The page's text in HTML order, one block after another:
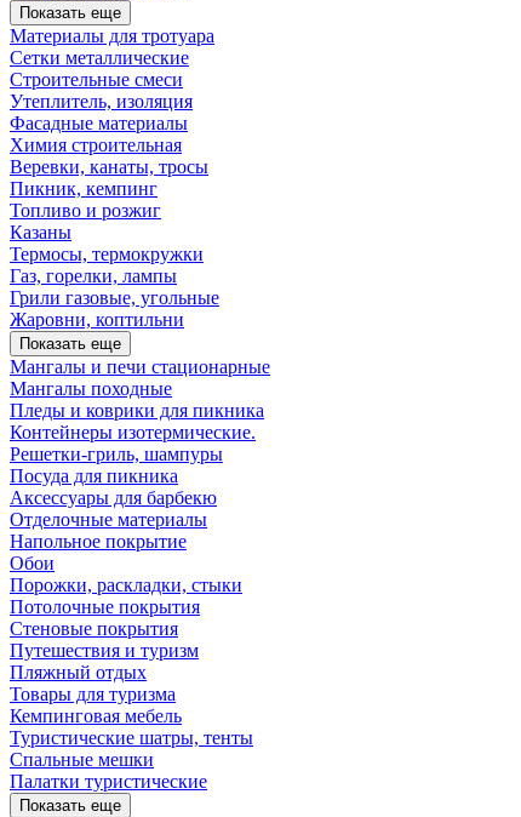
Показать еще
Материалы для тротуара
Сетки металлические
Строительные смеси
Утеплитель, изоляция
Фасадные материалы
Химия строительная
Веревки, канаты, тросы
Пикник, кемпинг
Топливо и розжиг
Казаны
Термосы, термокружки
Газ, горелки, лампы
Грили газовые, угольные
Жаровни, коптильни
Показать еще
Мангалы и печи стационарные
Мангалы походные
Пледы и коврики для пикника
Контейнеры изотермические.
Решетки-гриль, шампуры
Посуда для пикника
Аксессуары для барбекю
Отделочные материалы
Напольное покрытие
Обои
Порожки, раскладки, стыки
Потолочные покрытия
Стеновые покрытия
Путешествия и туризм
Пляжный отдых
Товары для туризма
Кемпинговая мебель
Туристические шатры, тенты
Спальные мешки
Палатки туристические
Показать еще